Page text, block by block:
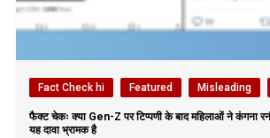
Fact Check hi Featured Misleading
फैक्ट चेकः क्या Gen-Z पर टिप्पणी के बाद महिलाओं ने कंगना
यह दावा भ्रामक है